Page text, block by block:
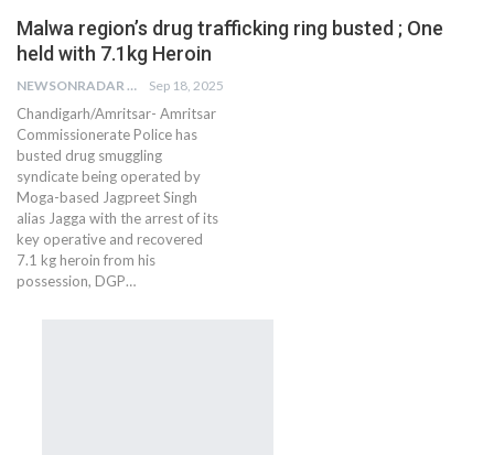
Malwa region’s drug trafficking ring busted ; One
held with 7.1kg Heroin
NEWSONRADAR BUREAU Sep 18, 2025
Chandigarh/Amritsar- Amritsar
Commissionerate Police has
busted drug smuggling
syndicate being operated by
Moga-based Jagpreet Singh
alias Jagga with the arrest of its
key operative and recovered
7.1 kg heroin from his
possession, DGP…